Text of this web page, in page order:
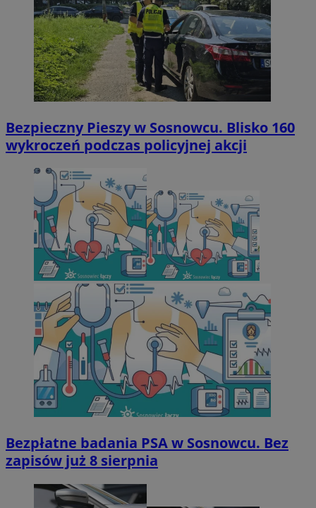
Bezpieczny Pieszy w Sosnowcu. Blisko 160
wykroczeń podczas policyjnej akcji
Bezpłatne badania PSA w Sosnowcu. Bez
zapisów już 8 sierpnia